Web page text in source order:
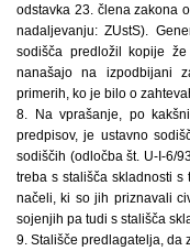
odstavka 23. člena zakona
nadaljevanju: ZUstS).
sodišča predložil kopije
nanašajo na izpodbijani
primerih, ko je bilo o
8. Na vprašanje, po
predpisov, je ustavno
sodiščih (odločba št. U-I-6/
treba s stališča skladnosti s
načeli, ki so jih priznavali
sojenjih pa tudi s stališča
9. Stališče predlagatelja, da